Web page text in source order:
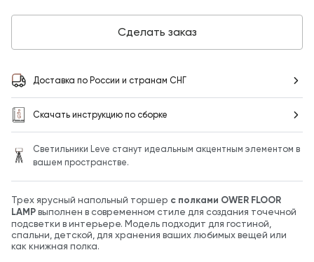
Сделать заказ
Доставка по России и странам СНГ
Скачать инструкцию по сборке
Светильники Leve станут идеальным акцентным элементом в
вашем пространстве.
Трех ярусный напольный торшер с полками OWER FLOOR
LAMPвыполнен в современном стиле для создания точечной
подсветки в интерьере. Модель подходит для гостиной,
спальни, детской, для хранения ваших любимых вещей или
как книжная полка.